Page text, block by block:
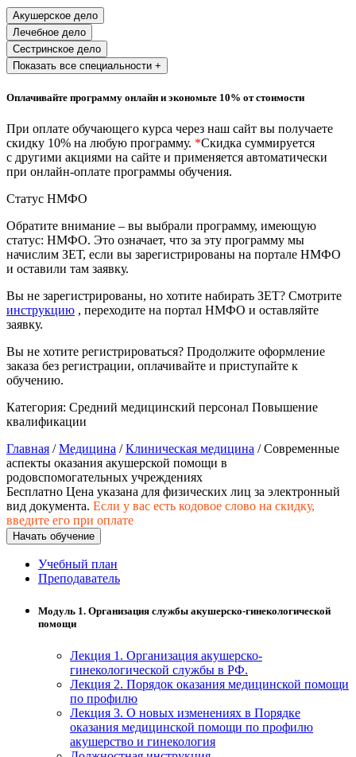
Техносферная безопасность и
природообустройство
Экологическая безопасность в
Управление охраной труда.
Техносферная безопасность
Допуски
Безопасность труда
Экономика и управление
Управление производством
хозяйственной деятельностью
Прикладная геология, горное дело,
нефтегазовое дело и геодезия
Техника и технологии наземного
транспорта
Техника и технологии строительства
Культура и спорт
Физкультура и спорт
Сервис и туризм
Акушерское дело
Лечебное дело
Сестринское дело
Показать все специальности +
Оплачивайте программу онлайн и экономьте 10% от стоимости
При оплате обучающего курса через наш сайт вы получаете
скидку 10% на любую программу. *Скидка суммируется
с другими акциями на сайте и применяется автоматически
при онлайн-оплате программы обучения.
Статус НМФО
Обратите внимание – вы выбрали программу, имеющую
статус: НМФО. Это означает, что за эту программу мы
начислим ЗЕТ, если вы зарегистрированы на портале НМФО
и оставили там заявку.
Вы не зарегистрированы, но хотите набирать ЗЕТ? Смотрите
инструкцию , переходите на портал НМФО и оставляйте
заявку.
Вы не хотите регистрироваться? Продолжите оформление
заказа без регистрации, оплачивайте и приступайте к
обучению.
Категория: Средний медицинский персонал Повышение
квалификации
Главная /Медицина /Клиническая медицина / Современные
аспекты оказания акушерской помощи в
родовспомогательных учреждениях
Бесплатно Цена указана для физических лиц за электронный
вид документа. Если у вас есть кодовое слово на скидку,
введите его при оплате
Начать обучение
Учебный план
Преподаватель
Модуль 1. Организация службы акушерско-гинекологической
помощи
Лекция 1. Организация акушерско-
гинекологической службы в РФ.
Лекция 2. Порядок оказания медицинской помощи
по профилю
Лекция 3. О новых изменениях в Порядке
оказания медицинской помощи по профилю
акушерство и гинекология